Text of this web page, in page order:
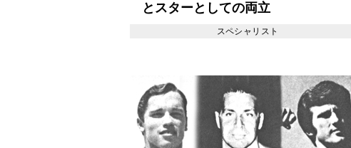
とスターとしての両立
スペシャリスト